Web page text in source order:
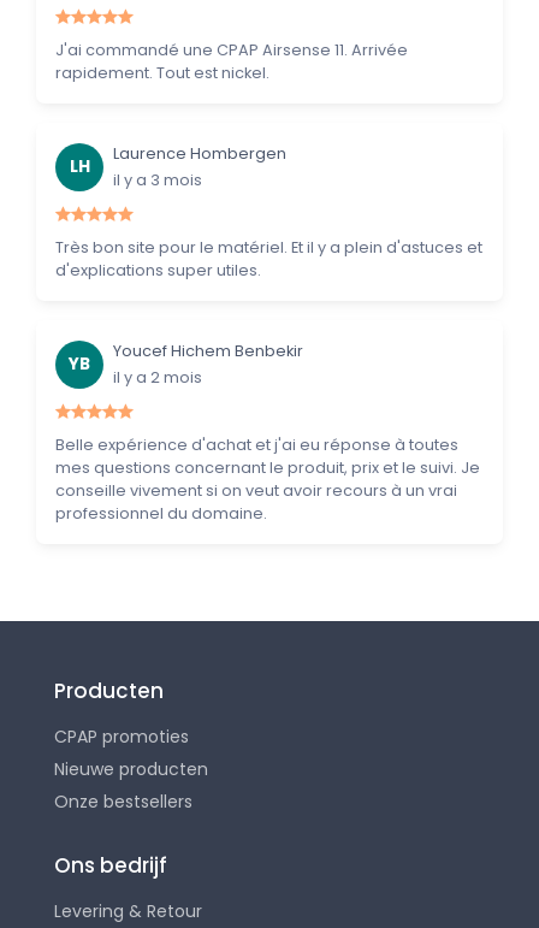
J'ai commandé une CPAP Airsense 11. Arrivée
rapidement. Tout est nickel.
LH
Laurence Hombergen
il y a 3 mois
Très bon site pour le matériel. Et il y a plein d'astuces et
d'explications super utiles.
YB
Youcef Hichem Benbekir
il y a 2 mois
Belle expérience d'achat et j'ai eu réponse à toutes
mes questions concernant le produit, prix et le suivi. Je
conseille vivement si on veut avoir recours à un vrai
professionnel du domaine.
Producten
CPAP promoties
Nieuwe producten
Onze bestsellers
Ons bedrijf
Levering & Retour